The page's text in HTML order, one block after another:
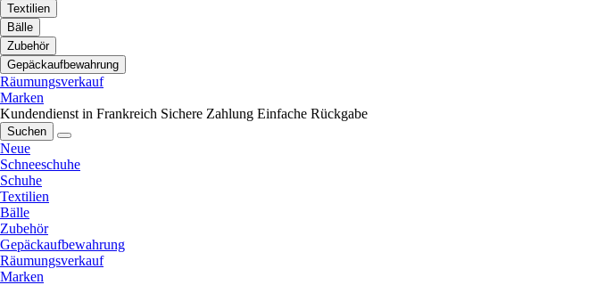
Textilien
Bälle
Zubehör
Gepäckaufbewahrung
Räumungsverkauf
Marken
Kundendienst in Frankreich Sichere Zahlung Einfache Rückgabe
Suchen
Neue
Schneeschuhe
Schuhe
Textilien
Bälle
Zubehör
Gepäckaufbewahrung
Räumungsverkauf
Marken